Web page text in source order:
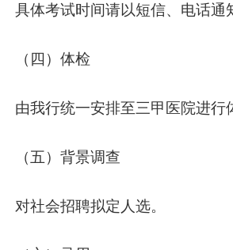
具体考试时间请以短信、电话通
（四）体检
由我行统一安排至三甲医院进行
（五）背景调查
对社会招聘拟定人选。